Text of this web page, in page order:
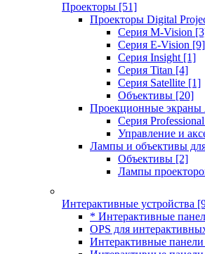
Проекторы [51]
Проекторы Digital
Серия M-Vision
Серия E-Vision [9]
Серия Insight [1]
Серия Titan [4]
Серия Satellite [1]
Объективы [20]
Проекционные экраны
Серия Professional
Управление и
Лампы и объективы
Объективы [2]
Лампы
Интерактивные устройства
* Интерактивные
OPS для
Интерактивные